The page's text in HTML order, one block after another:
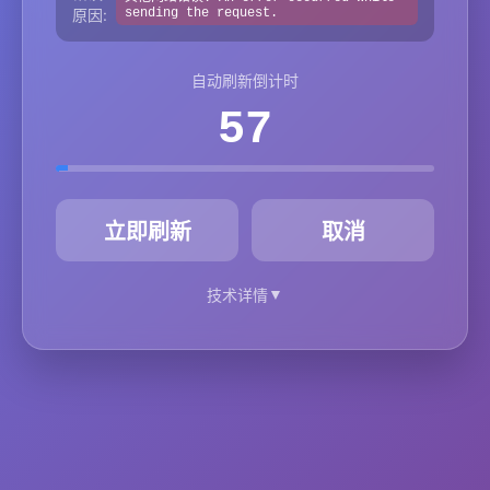
原因:
sending the request.
自动刷新倒计时
57
立即刷新 取消
技术详情▼